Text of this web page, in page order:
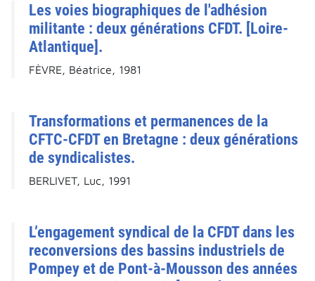
Les voies biographiques de l'adhésion
militante : deux générations CFDT. [Loire-
Atlantique].
FÈVRE, Béatrice, 1981
Transformations et permanences de la
CFTC-CFDT en Bretagne : deux générations
de syndicalistes.
BERLIVET, Luc, 1991
L’engagement syndical de la CFDT dans les
reconversions des bassins industriels de
Pompey et de Pont-à-Mousson des années